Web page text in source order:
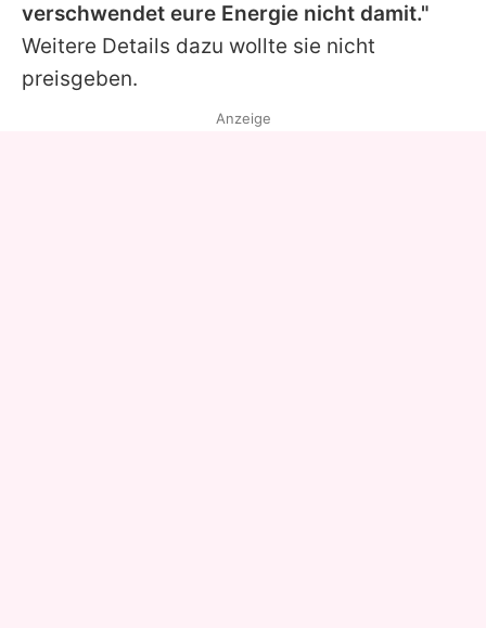
Datenschutzerklärung
Utiq verwalten
verschwendet eure Energie nicht damit."
Weitere Details dazu wollte sie nicht
preisgeben.
Anzeige